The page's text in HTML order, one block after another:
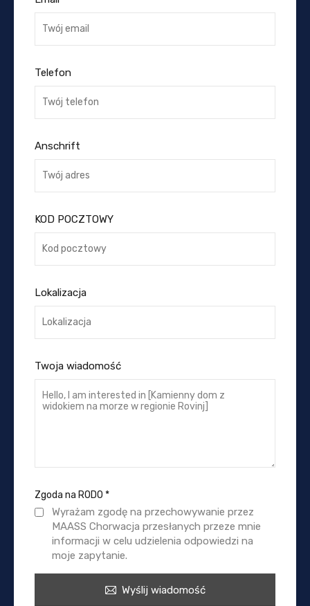
Telefon
Anschrift
KOD POCZTOWY
Lokalizacja
Twoja wiadomość
Zgoda na RODO *
Wyrażam zgodę na przechowywanie przez
MAASS Chorwacja przesłanych przeze mnie
informacji w celu udzielenia odpowiedzi na
moje zapytanie.
Wyślij wiadomość